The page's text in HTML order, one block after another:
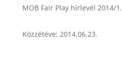
MOB Fair Play hírlevél 2014/1.
Közzétéve: 2014.06.23.